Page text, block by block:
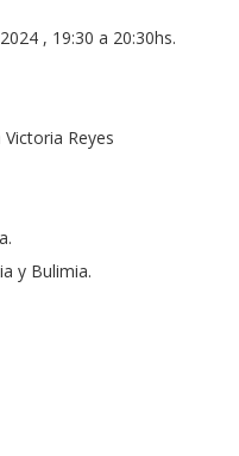
, 19:30 a 20:30hs.
Reyes
y Bulimia.